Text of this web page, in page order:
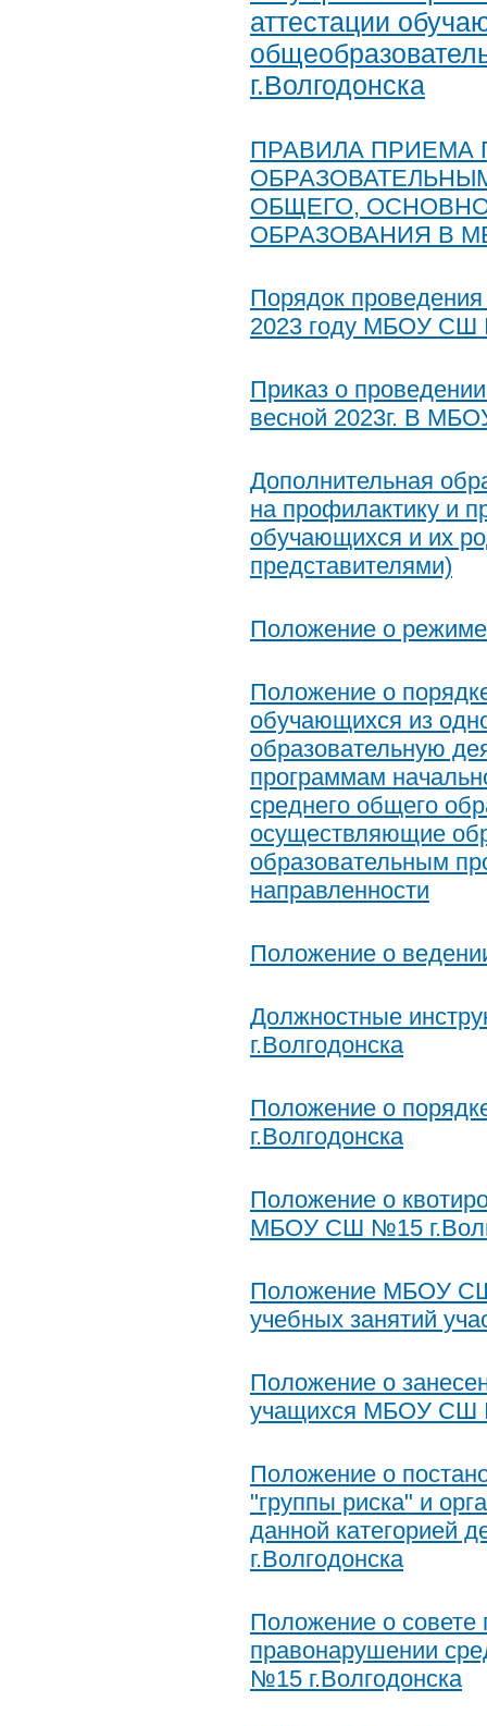
аттестации
г.Волгодонска
ПРАВИЛА ПРИЕМА
ОБЩЕГО,
ОБРАЗОВАНИЯ В
Порядок
2023 году МБОУ СШ
Приказ о
весной 2023г. В
Дополнительная
на профилактику и
обучающихся и их
представителями)
Положение о
Положение о
обучающихся из
образовательную
программам
среднего общего
осуществляющие
образовательным
направленности
Положение о
Должностные
г.Волгодонска
Положение о
г.Волгодонска
Положение о
МБОУ СШ №15
Положение МБОУ СШ
учебных занятий
Положение о
учащихся МБОУ СШ
Положение о
"группы риска" и
данной
г.Волгодонска
Положение о совете
правонарушении
№15 г.Волгодонска